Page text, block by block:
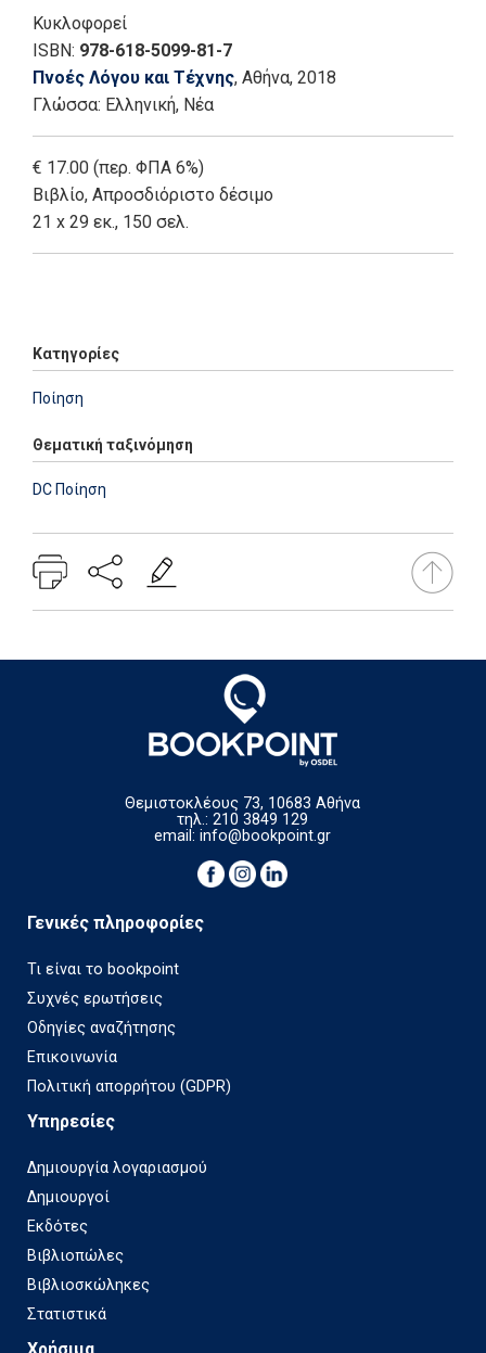
Καντάνη, Μαρία Κ.
Κατσιάνου, Βαρβάρα || Κιτσούκη - Βασιλειάδου,
Γεωργία || Κοκαβέσης, Δημήτριος || Λεοντή,
Ασημίνα || Λιανός, Νίκος
Μαρκοπουλιώτου, Μαρία - Νεφέλη || Μαυρουδή -
Μούλιου, Λένα || Μπόμπας, Λεωνίδας Χ.
Λήδα || Ντόβας, Μιλτιάδης || Ντούρα - Καββαδία,
Ειρήνη || Παναγιώτα, Δράκου
Παπαδοπούλου, Ναταλία || Πλούμπη, Χριστίνα ||
Κυκλοφορεί
ISBN: 978-618-5099-81-7
Πνοές Λόγου και Τέχνης, Αθήνα, 2018
Γλώσσα: Ελληνική, Νέα
€ 17.00 (περ. ΦΠΑ 6%)
Βιβλίο, Απροσδιόριστο δέσιμο
21 x 29 εκ., 150 σελ.
Κατηγορίες
Ποίηση
Θεματική ταξινόμηση
DC Ποίηση
Θεμιστοκλέους 73, 10683 Αθήνα
τηλ.: 210 3849 129
email:info@bookpoint.gr
Γενικές πληροφορίες
Τι είναι το bookpoint
Συχνές ερωτήσεις
Οδηγίες αναζήτησης
Επικοινωνία
Πολιτική απορρήτου (GDPR)
Υπηρεσίες
Δημιουργία λογαριασμού
Δημιουργοί
Εκδότες
Βιβλιοπώλες
Βιβλιοσκώληκες
Στατιστικά